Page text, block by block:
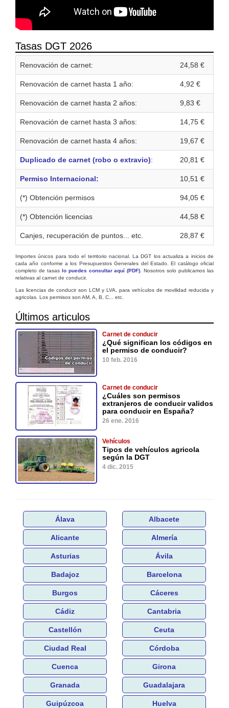
Tasas DGT 2026
Renovación de carnet: 24,58 €
Renovación de carnet hasta 1 año: 4,92 €
Renovación de carnet hasta 2 años: 9,83 €
Renovación de carnet hasta 3 años: 14,75 €
Renovación de carnet hasta 4 años: 19,67 €
Duplicado de carnet (robo o extravio): 20,81 €
Permiso Internacional: 10,51 €
(*) Obtención permisos 94,05 €
(*) Obtención licencias 44,58 €
Canjes, recuperación de puntos... etc. 28,87 €
Importes únicos para todo el territorio nacional. La DGT los actualiza a inicios de
cada año conforme a los Presupuestos Generales del Estado. El catálogo oficial
completo de tasas lo puedes consultar aquí (PDF) . Nosotros solo publicamos las
relativas al carnet de conducir.
Las licencias de conducir son LCM y LVA, para vehículos de movilidad reducida y
agricolas. Los permisos son AM, A, B, C... etc.
Últimos articulos
Carnet de conducir
¿Qué significan los códigos en
el permiso de conducir?
10 feb. 2016
Carnet de conducir
¿Cuáles son permisos
extranjeros de conducir validos
para conducir en España?
26 ene. 2016
Vehículos
Tipos de vehículos agricola
según la DGT
4 dic. 2015
Álava Albacete
Alicante Almería
Asturias Ávila
Badajoz Barcelona
Burgos Cáceres
Cádiz Cantabria
Castellón Ceuta
Ciudad Real Córdoba
Cuenca Girona
Granada Guadalajara
Guipúzcoa Huelva